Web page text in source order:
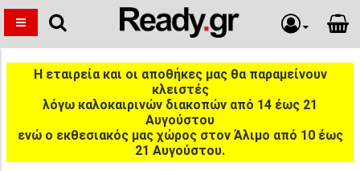
Η εταιρεία και οι αποθήκες μας θα παραμείνουν
κλειστές
λόγω καλοκαιρινών διακοπών από 14 έως 21
Αυγούστου
ενώ ο εκθεσιακός μας χώρος στον Άλιμο από 10 έως
21 Αυγούστου.